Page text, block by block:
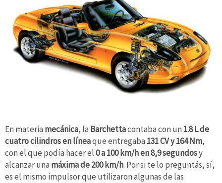
En materia mecánica, la Barchettacontaba con un 1.8 L de
cuatro cilindros en líneaque entregaba 131 CV y 164 Nm,
con el que podía hacer el0 a 100 km/h en 8,9 segundosy
alcanzar una máxima de 200 km/h. Por si te lo preguntás, sí,
es el mismo impulsor que utilizaron algunas de las